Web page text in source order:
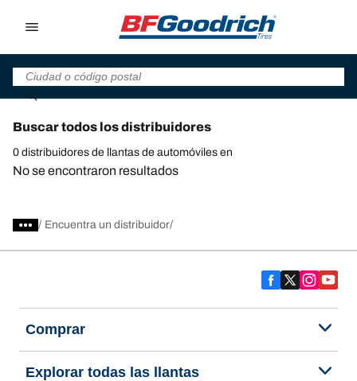
Buscar todos los distribuidores
0 distribuidores de llantas de automóviles en
No se encontraron resultados
/ Encuentra un distribuidor
Comprar
Explorar todas las llantas